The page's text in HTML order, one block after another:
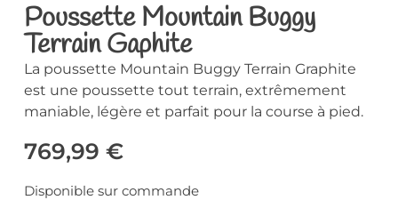
Poussette Mountain Buggy
Terrain Gaphite
La poussette Mountain Buggy Terrain Graphite
est une poussette tout terrain, extrêmement
maniable, légère et parfait pour la course à pied.
769,99 €
Disponible sur commande